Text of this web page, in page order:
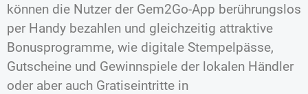
können die Nutzer der Gem2Go-App berührungslos
per Handy bezahlen und gleichzeitig attraktive
Bonusprogramme, wie digitale Stempelpässe,
Gutscheine und Gewinnspiele der lokalen Händler
oder aber auch Gratiseintritte in